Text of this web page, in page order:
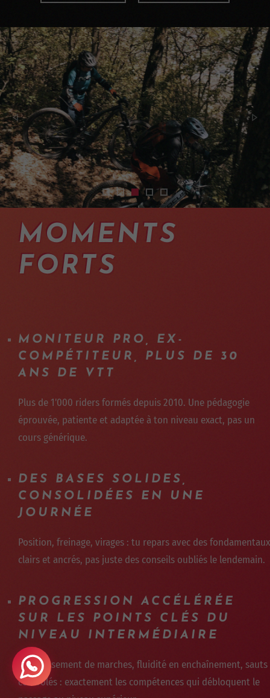
2401-cours-pilotage-vtt-
2401-cours-pilotage-vtt-
2401-cours-pilotage-vtt-
2401-cours-pilotage-vtt-
2401-cours-pilotage-
MOMENTS
FORTS
MONITEUR PRO, EX-
COMPÉTITEUR, PLUS DE 30
ANS DE VTT
Plus de 1'000 riders formés depuis 2010. Une pédagogie
éprouvée, patiente et adaptée à ton niveau exact, pas un
cours générique.
DES BASES SOLIDES,
CONSOLIDÉES EN UNE
JOURNÉE
Position, freinage, virages : tu repars avec des fondamentaux
clairs et ancrés, pas juste des conseils oubliés le lendemain.
PROGRESSION ACCÉLÉRÉE
SUR LES POINTS CLÉS DU
NIVEAU INTERMÉDIAIRE
Franchissement de marches, fluidité en enchaînement, sauts
contrôlés : exactement les compétences qui débloquent le